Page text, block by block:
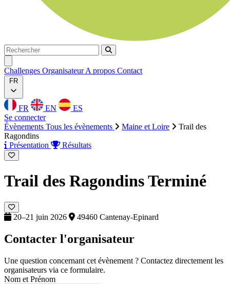
Rechercher
Rechercher
Challenges OrganisateurA propos Contact
FR
FR EN
ES
Se connecter
Évènements Tous les évènements Maine et Loire
Trail des
Ragondins
Présentation
Résultats
Trail des RagondinsTerminé
20–21 juin 2026 49460 Cantenay-Epinard
Contacter l'organisateur
Une question concernant cet évènement ? Contactez directement les
organisateurs via ce formulaire.
Nom et Prénom